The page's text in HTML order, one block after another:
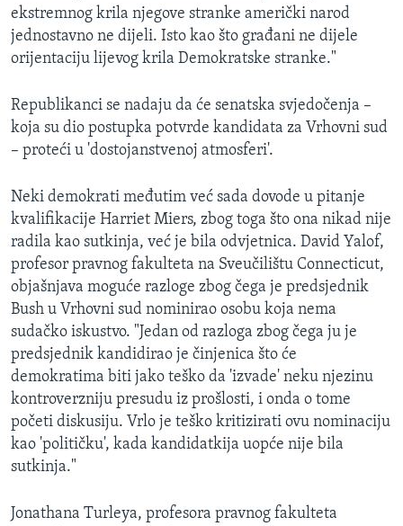
ekstremnog krila njegove stranke američki narod
jednostavno ne dijeli. Isto kao što građani ne dijele
orijentaciju lijevog krila Demokratske stranke."
Republikanci se nadaju da će senatska svjedočenja –
koja su dio postupka potvrde kandidata za Vrhovni sud
– proteći u 'dostojanstvenoj atmosferi'.
Neki demokrati međutim već sada dovode u pitanje
kvalifikacije Harriet Miers, zbog toga što ona nikad nije
radila kao sutkinja, već je bila odvjetnica. David Yalof,
profesor pravnog fakulteta na Sveučilištu Connecticut,
objašnjava moguće razloge zbog čega je predsjednik
Bush u Vrhovni sud nominirao osobu koja nema
sudačko iskustvo. "Jedan od razloga zbog čega ju je
predsjednik kandidirao je činjenica što će
demokratima biti jako teško da 'izvade' neku njezinu
kontroverzniju presudu iz prošlosti, i onda o tome
početi diskusiju. Vrlo je teško kritizirati ovu nominaciju
kao 'političku', kada kandidatkija uopće nije bila
sutkinja."
Jonathana Turleya, profesora pravnog fakulteta